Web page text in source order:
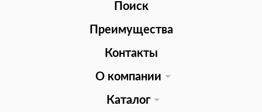
Поиск
Преимущества
Контакты
О компании
Каталог